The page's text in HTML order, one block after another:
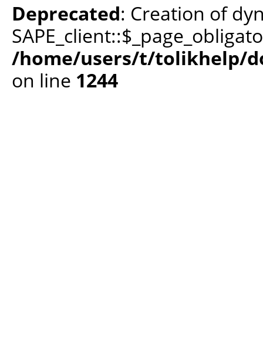
Deprecated: Creation of
/home/users/t/tolikhelp/
on line 1244